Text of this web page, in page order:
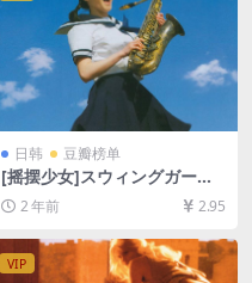
日韩 豆瓣榜单
[摇摆少女]スウィングガール
ズ (2004)[百度网盘+夸克网盘
1080P超清未删减资源][网盘
[中文字幕]
2 年前 2.95
VIP